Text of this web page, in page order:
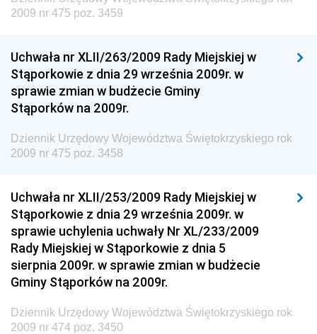
Dziennik Urzędowy Ministra Energii
Dziennik Urzędowy Ministra Sprawiedliwości
Dziennik Urzędowy Ministra Rozwoju i Finansów
Dziennik Urzędowy Wyższego Urzędu Górniczego
Dziennik Urzędowy Prezesa Urzędu Transportu
Kolejowego
Technologii
Dziennik Urzędowy Ministra Inwestycji i Rozwoju
Dziennik Urzędowy Naczelnego Dyrektora Archiwów
Państwowych
Dziennik Urzędowy Ministra Finansów, Inwestycji i
Dziennik Urzędowy Ministra Klimatu
2009 nr 475 poz. 3459
Uchwała nr XLII/263/2009 Rady Miejskiej w
Stąporkowie z dnia 29 września 2009r. w
sprawie zmian w budżecie Gminy
Stąporków na 2009r.
Dziennik Urzędowy Województwa Świętokrzyskiego rok
2009 nr 475 poz. 3458
Uchwała nr XLII/253/2009 Rady Miejskiej w
Stąporkowie z dnia 29 września 2009r. w
sprawie uchylenia uchwały Nr XL/233/2009
Rady Miejskiej w Stąporkowie z dnia 5
sierpnia 2009r. w sprawie zmian w budżecie
Gminy Stąporków na 2009r.
Dziennik Urzędowy Województwa Świętokrzyskiego rok
2009 nr 474 poz. 3450